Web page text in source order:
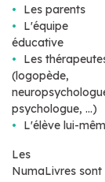
Les parents
L'équipe
éducative
Les
(logopède,
psychologue, ...)
L'élève lui-
Les
NumaLivres sont